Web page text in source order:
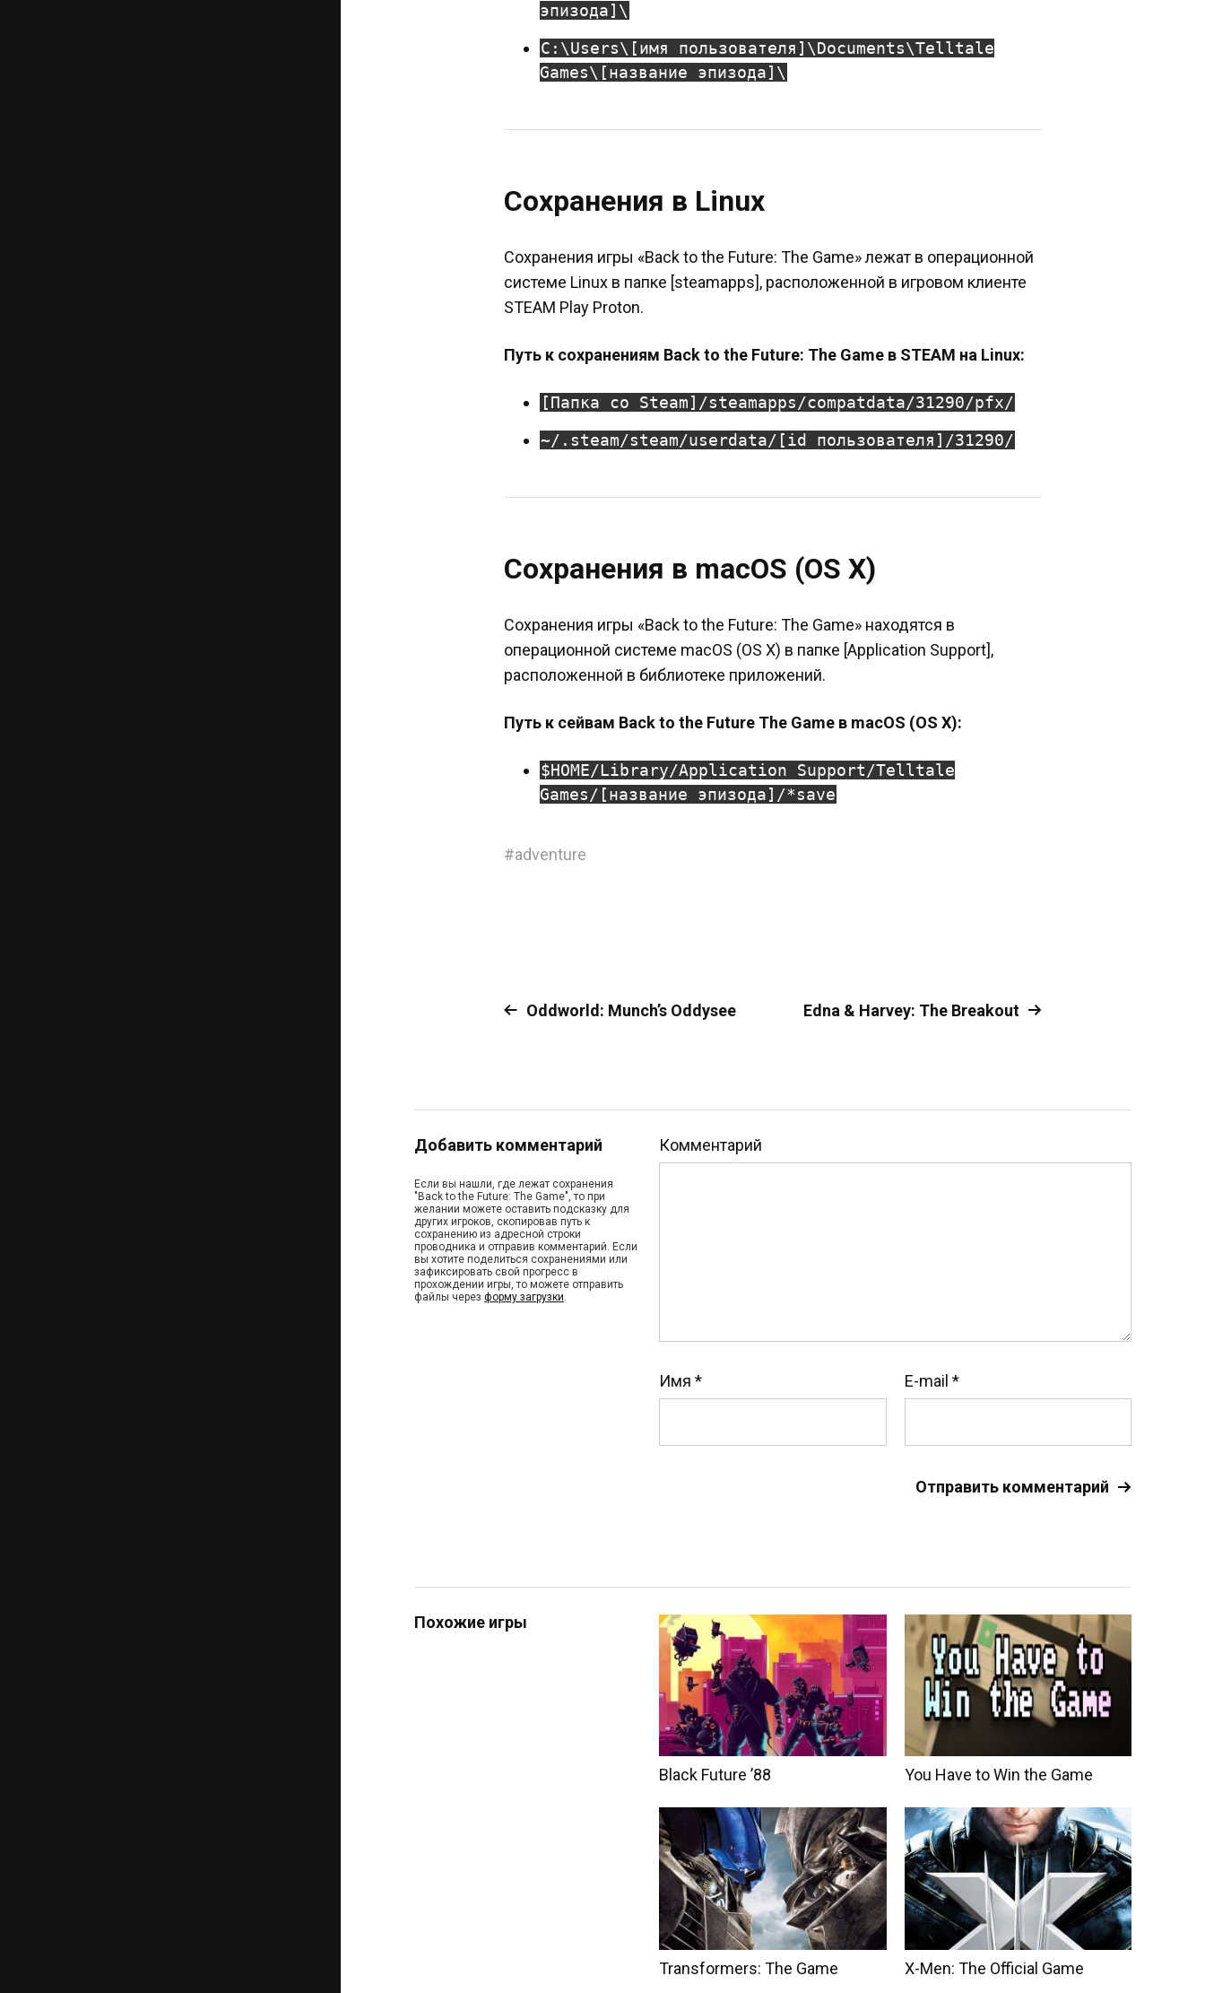
эпизода]\
C:\Users\[имя пользователя]\Documents\Telltale
Games\[название эпизода]\
Сохранения в Linux
Сохранения игры «Back to the Future: The Game» лежат в операционной
системе Linux в папке [steamapps], расположенной в игровом клиенте
STEAM Play Proton.
Путь к сохранениям Back to the Future: The Game в STEAM на Linux:
[Папка со Steam]/steamapps/compatdata/31290/pfx/
~/.steam/steam/userdata/[id пользователя]/31290/
Сохранения в macOS (OS X)
Сохранения игры «Back to the Future: The Game» находятся в
операционной системе macOS (OS X) в папке [Application Support],
расположенной в библиотеке приложений.
Путь к сейвам Back to the Future The Game в macOS (OS X):
$HOME/Library/Application Support/Telltale
Games/[название эпизода]/*save
#adventure
Oddworld: Munch’s Oddysee Edna & Harvey: The Breakout
Добавить комментарий
Если вы нашли, где лежат сохранения
"Back to the Future: The Game", то при
желании можете оставить подсказку для
других игроков, скопировав путь к
сохранению из адресной строки
проводника и отправив комментарий. Если
вы хотите поделиться сохранениями или
зафиксировать свой прогресс в
прохождении игры, то можете отправить
файлы через форму загрузки.
Комментарий
Имя * E-mail *
Похожие игры
Black Future ’88 You Have to Win the Game
Transformers: The Game X-Men: The Official Game